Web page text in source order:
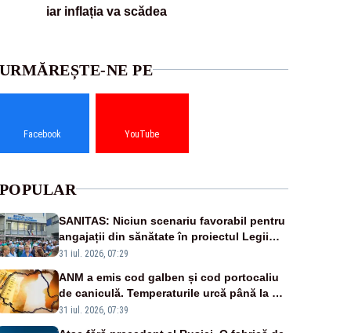
iar inflația va scădea
NE PE
Facebook YouTube
SANITAS: Niciun scenariu favorabil pentru
angajații din sănătate în proiectul Legii
salarizării
31 iul. 2026, 07:29
ANM a emis cod galben și cod portocaliu
de caniculă. Temperaturile urcă până la 38
de grade, iar nopțile devin tropicale
31 iul. 2026, 07:39